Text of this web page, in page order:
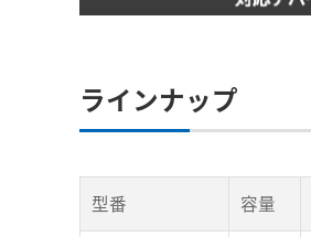
ラインナップ
型番 容量